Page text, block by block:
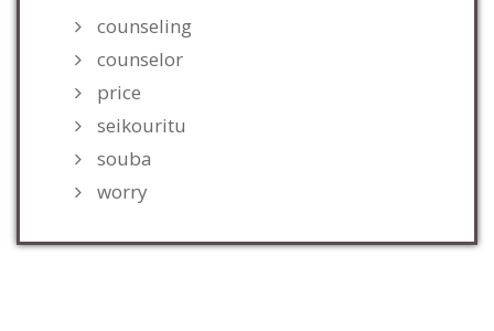
counseling
counselor
price
seikouritu
souba
worry